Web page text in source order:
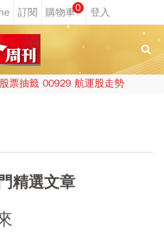
0
股票抽籤 00929 航運股走勢
精選文章